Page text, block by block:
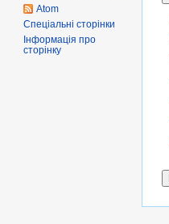
Atom
Спеціальні сторінки
Інформація про
сторінку